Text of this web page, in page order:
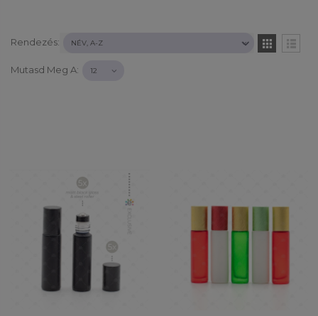
Rendezés:
Mutasd Meg A: